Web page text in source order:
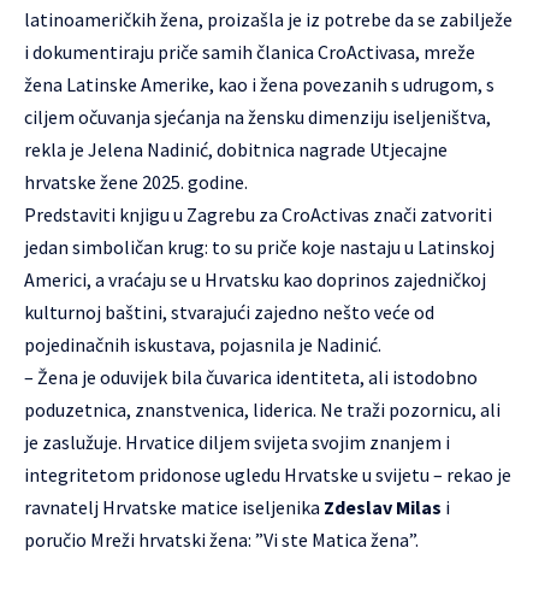
latinoameričkih žena, proizašla je iz potrebe da se zabilježe
i dokumentiraju priče samih članica CroActivasa, mreže
žena Latinske Amerike, kao i žena povezanih s udrugom, s
ciljem očuvanja sjećanja na žensku dimenziju iseljeništva,
rekla je Jelena Nadinić, dobitnica nagrade Utjecajne
hrvatske žene 2025. godine.
Predstaviti knjigu u Zagrebu za CroActivas znači zatvoriti
jedan simboličan krug: to su priče koje nastaju u Latinskoj
Americi, a vraćaju se u Hrvatsku kao doprinos zajedničkoj
kulturnoj baštini, stvarajući zajedno nešto veće od
pojedinačnih iskustava, pojasnila je Nadinić.
– Žena je oduvijek bila čuvarica identiteta, ali istodobno
poduzetnica, znanstvenica, liderica. Ne traži pozornicu, ali
je zaslužuje. Hrvatice diljem svijeta svojim znanjem i
integritetom pridonose ugledu Hrvatske u svijetu – rekao je
ravnatelj Hrvatske matice iseljenika Zdeslav Milas i
poručio Mreži hrvatski žena: ”Vi ste Matica žena”.